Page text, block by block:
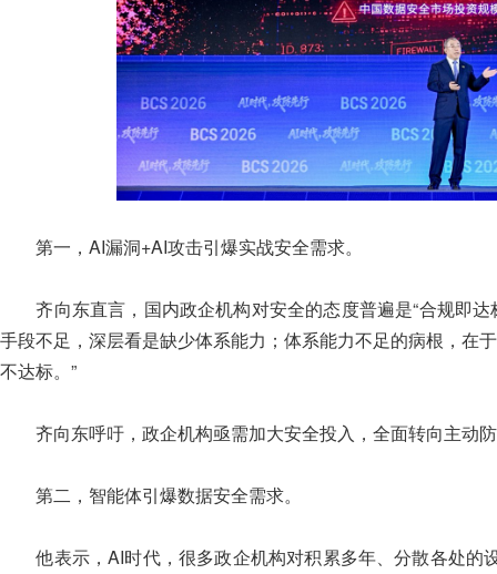
第一，AI漏洞+AI攻击引爆实战安全需求。
齐向东直言，国内政企机构对安全的态度普遍是“合规即达
手段不足，深层看是缺少体系能力；体系能力不足的病根，在
不达标。”
齐向东呼吁，政企机构亟需加大安全投入，全面转向主动
第二，智能体引爆数据安全需求。
他表示，AI时代，很多政企机构对积累多年、分散各处的